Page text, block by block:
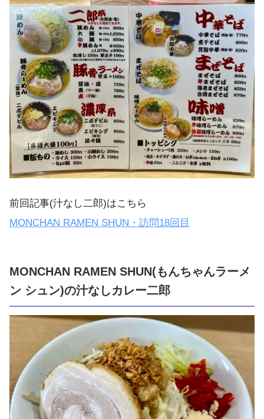
前回記事(汁なし二郎)はこちら
MONCHAN RAMEN SHUN・訪問18回目
MONCHAN RAMEN SHUN(もんちゃんラーメ
ン シュン)の汁なしカレー二郎